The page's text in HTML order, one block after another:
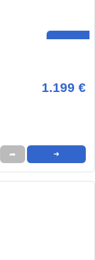
1.199 €
➦ ➜